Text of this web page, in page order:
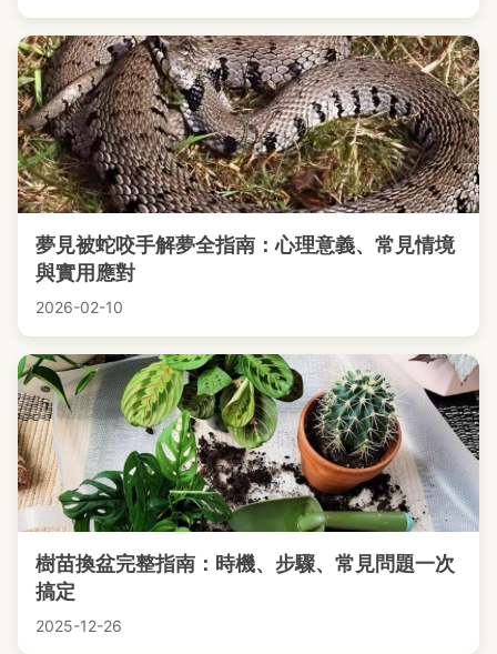
夢見被蛇咬手解夢全指南：心理意義、常見情境
與實用應對
2026-02-10
樹苗換盆完整指南：時機、步驟、常見問題一次
搞定
2025-12-26